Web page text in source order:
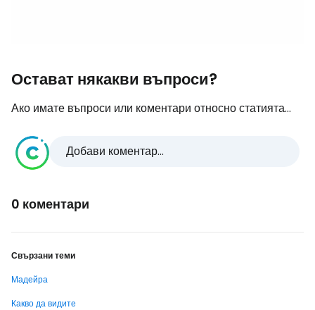
Остават някакви въпроси?
Ако имате въпроси или коментари относно статията...
Добави коментар...
0 коментари
Свързани теми
Мадейра
Какво да видите